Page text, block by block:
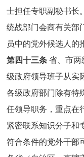
士担任专职副秘书长。
统战部门会商有关部
员中的党外候选人的
第四十三条 省、市两
级政府领导班子从实
各级政府部门除有特
任领导职务，重点在
紧密联系知识分子和
符合条件的党外干部